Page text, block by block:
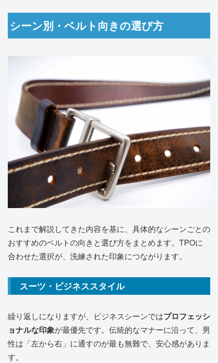
シーン別・ベルト向きの選び方
これまで解説してきた内容を基に、具体的なシーンごとの
おすすめのベルトの向きと選び方をまとめます。TPOに
合わせた選択が、洗練された印象につながります。
スーツ・ビジネススタイル
繰り返しになりますが、ビジネスシーンではプロフェッシ
ョナルな印象が最優先です。伝統的なマナーに沿って、男
性は「左から右」に通すのが最も無難で、安心感がありま
す。